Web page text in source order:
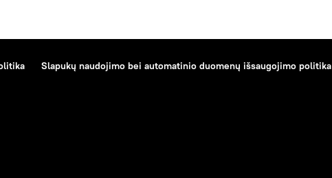
Slapukų naudojimo bei automatinio duomenų išsaugojimo politika